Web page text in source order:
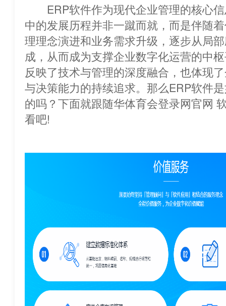
ERP软件作为现代企业管理的核心信
中的发展历程并非一蹴而就，而是
理理念演进和业务需求升级，逐步从局
成，从而成为支撑企业数字化运营的中
反映了技术与管理的深度融合，也体现
与决策能力的持续追求。那么ERP软件
的吗？下面就跟随华体育会登录网官网
看吧!